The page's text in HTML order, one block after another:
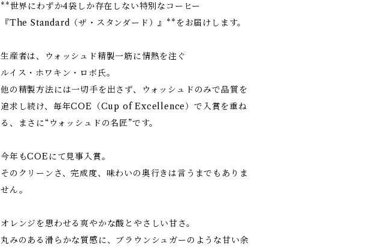
**世界にわずか4袋しか存在しない特別なコーヒー
『The Standard（ザ・スタンダード）』**をお届けします。
生産者は、ウォッシュド精製一筋に情熱を注ぐ
ルイス・ホワキン・ロボ氏。
他の精製方法には一切手を出さず、ウォッシュドのみで品質を
追求し続け、毎年COE（Cup of Excellence）で入賞を重ね
る、まさに“ウォッシュドの名匠”です。
今年もCOEにて見事入賞。
そのクリーンさ、完成度、味わいの奥行きは言うまでもありま
せん。
オレンジを思わせる爽やかな酸とやさしい甘さ。
丸みのある滑らかな質感に、ブラウンシュガーのような甘い余